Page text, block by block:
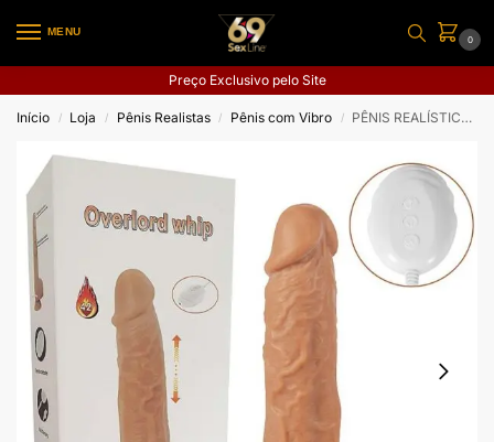
MENU
0
Preço Exclusivo pelo Site
Início / Loja / Pênis Realistas / Pênis com Vibro / PÊNIS REALÍSTICO COM VAI E VEM E ROTAÇÃO COM CONTROLE REMOTO RECARREGÁVEL